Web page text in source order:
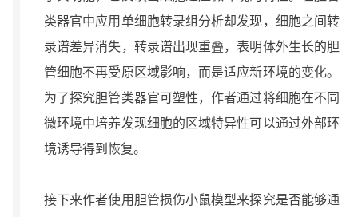
类器官中应用单细胞转录组分析却发现，细胞之间转
录谱差异消失，转录谱出现重叠，表明体外生长的胆
管细胞不再受原区域影响，而是适应新环境的变化。
为了探究胆管类器官可塑性，作者通过将细胞在不同
微环境中培养发现细胞的区域特异性可以通过外部环
境诱导得到恢复。
接下来作者使用胆管损伤小鼠模型来探究是否能够通